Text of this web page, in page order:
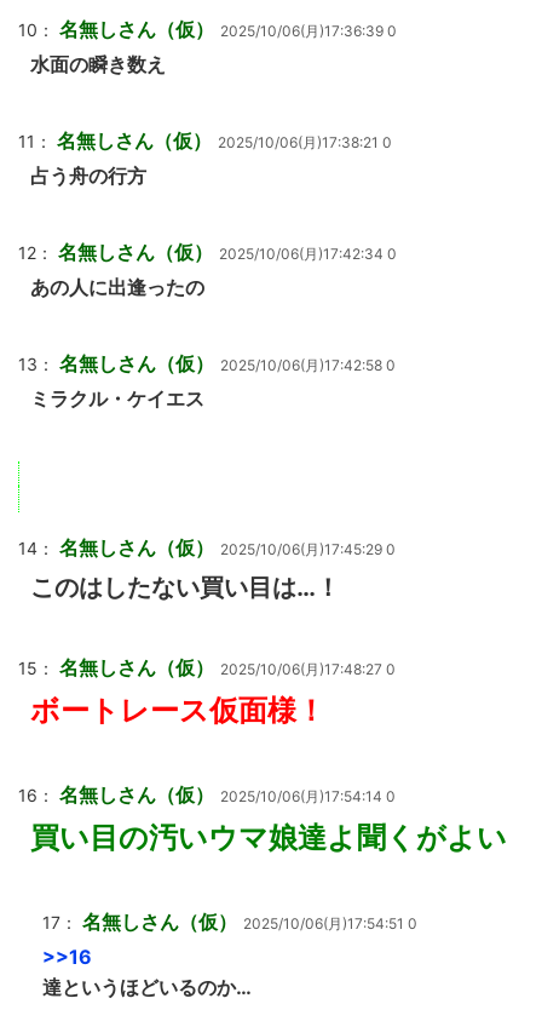
10： 名無しさん（仮） 2025/10/06(月)17:36:39 0
水面の瞬き数え
11： 名無しさん（仮） 2025/10/06(月)17:38:21 0
占う舟の行方
12： 名無しさん（仮） 2025/10/06(月)17:42:34 0
あの人に出逢ったの
13： 名無しさん（仮） 2025/10/06(月)17:42:58 0
ミラクル・ケイエス
14： 名無しさん（仮） 2025/10/06(月)17:45:29 0
このはしたない買い目は…！
15： 名無しさん（仮） 2025/10/06(月)17:48:27 0
ボートレース仮面様！
16： 名無しさん（仮） 2025/10/06(月)17:54:14 0
買い目の汚いウマ娘達よ聞くがよい
17： 名無しさん（仮） 2025/10/06(月)17:54:51 0
>>16
達というほどいるのか…